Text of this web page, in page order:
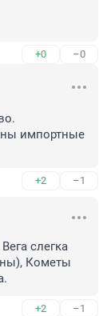
+0 –0
импортные
+2 –1
слегка
Кометы
+2 –1